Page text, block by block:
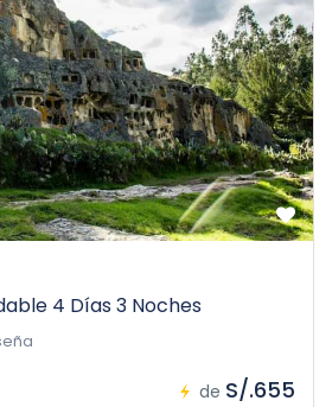
4 Días 3 Noches
de S/.655